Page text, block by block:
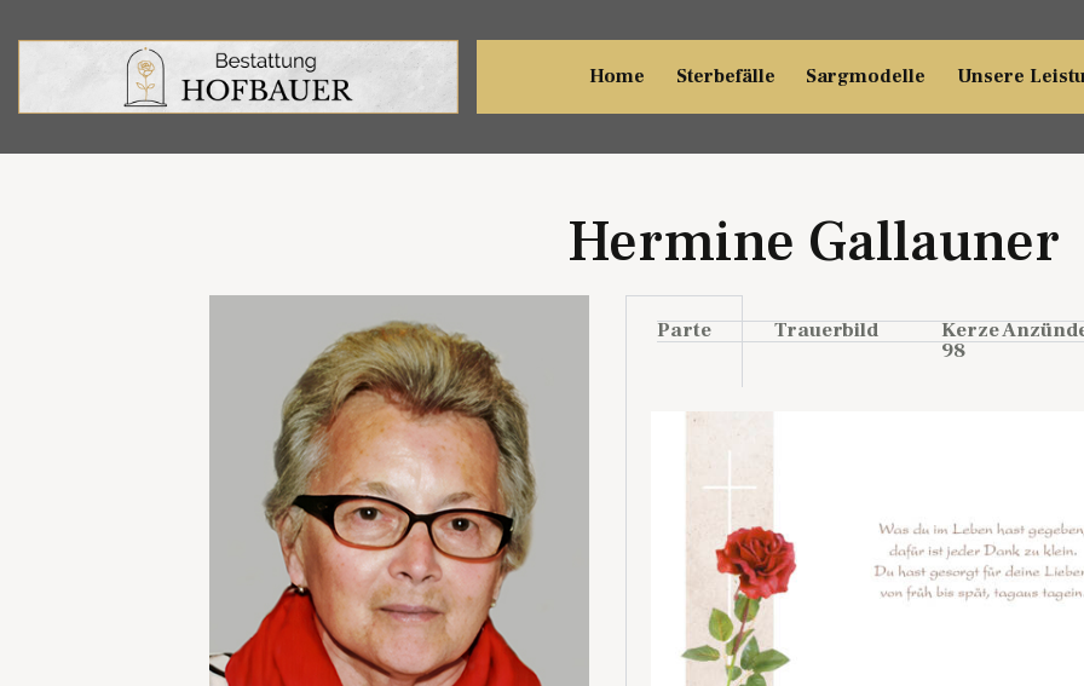
Home Sterbefälle Sargmodelle Unsere
Hermine Gallauner
Parte Trauerbild Kerze
98